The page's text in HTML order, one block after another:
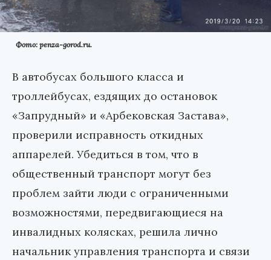
Фото: penza-gorod.ru.
В автобусах большого класса и
троллейбусах, ездящих до остановок
«Запрудный» и «Арбековская Застава»,
проверили исправность откидных
аппарелей. Убедиться в том, что в
общественный транспорт могут без
проблем зайти люди с ограниченными
возможностями, передвигающиеся на
инвалидных колясках, решила лично
начальник управления транспорта и связи